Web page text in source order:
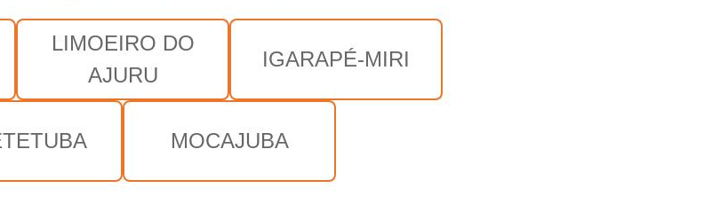
LIMOEIRO DO
AJURU
IGARAPÉ-MIRI
MOCAJUBA